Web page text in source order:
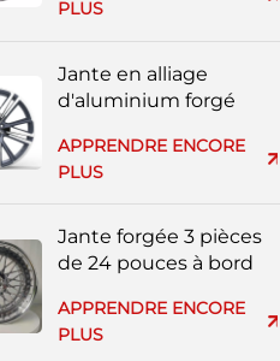
peinte
PLUS
Jante en alliage
d'aluminium forgé
d'usine
APPRENDRE ENCORE
PLUS
Jante forgée 3 pièces
de 24 pouces à bord
de luxe
APPRENDRE ENCORE
PLUS